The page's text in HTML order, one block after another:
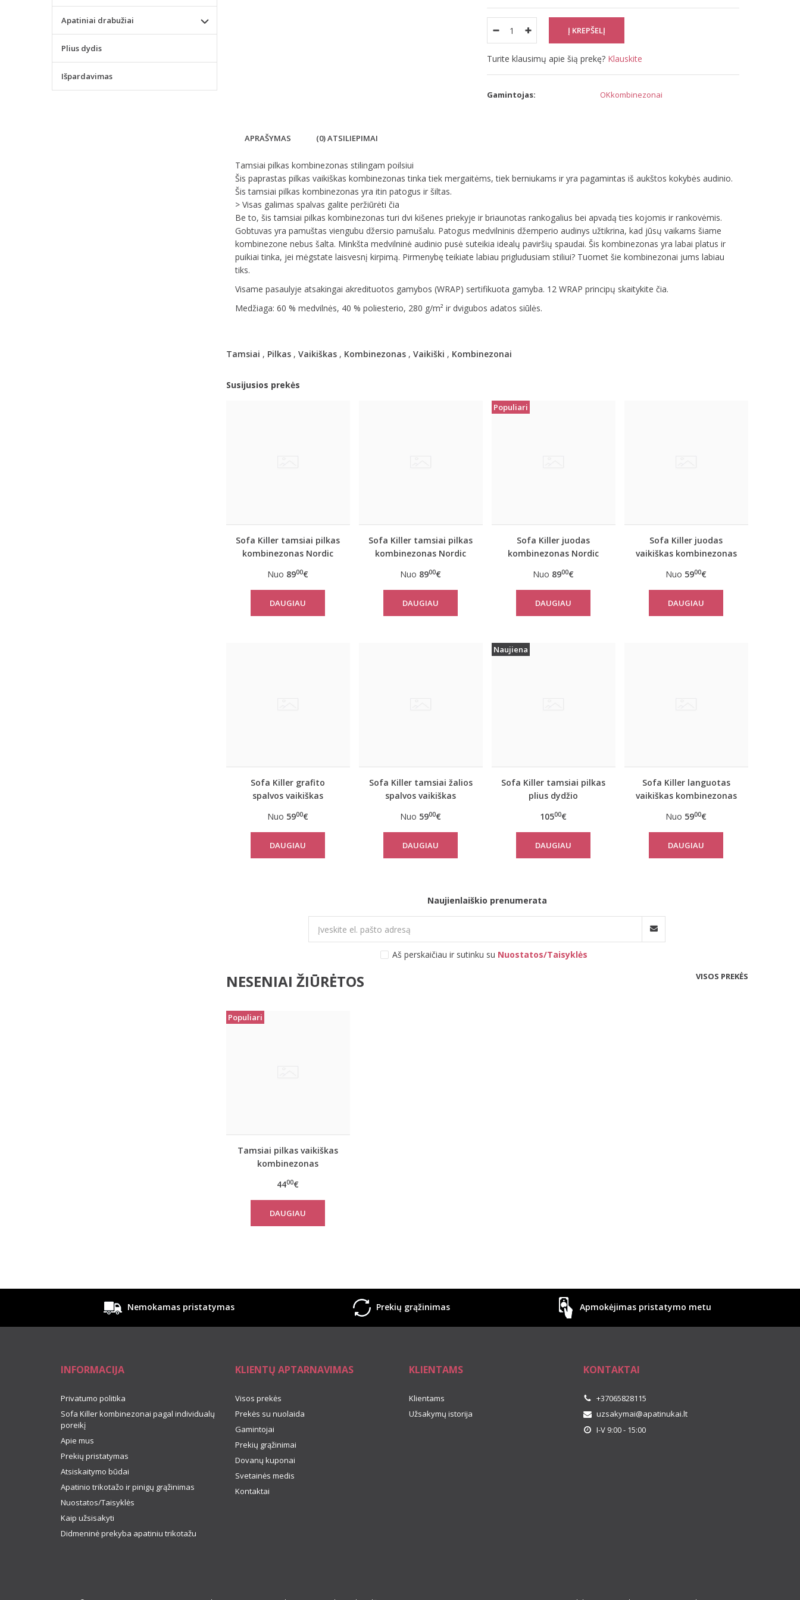
Turite klausimų apie šią prekę? Klauskite
Gamintojas: OKkombinezonai
APRAŠYMAS (0) ATSILIEPIMAI
Tamsiai pilkas kombinezonas stilingam poilsiui
Šis paprastas pilkas vaikiškas kombinezonas tinka tiek mergaitėms, tiek berniukams ir yra pagamintas iš aukštos kokybės audinio.
Šis tamsiai pilkas kombinezonas yra itin patogus ir šiltas.
> Visas galimas spalvas galite peržiūrėti čia
Be to, šis tamsiai pilkas kombinezonas turi dvi kišenes priekyje ir briaunotas rankogalius bei apvadą ties kojomis ir rankovėmis.
Gobtuvas yra pamuštas viengubu džersio pamušalu. Patogus medvilninis džemperio audinys užtikrina, kad jūsų vaikams šiame
kombinezone nebus šalta. Minkšta medvilninė audinio pusė suteikia idealų paviršių spaudai. Šis kombinezonas yra labai platus ir
puikiai tinka, jei mėgstate laisvesnį kirpimą. Pirmenybę teikiate labiau prigludusiam stiliui? Tuomet šie kombinezonai jums labiau
tiks.
Visame pasaulyje atsakingai akredituotos gamybos (WRAP) sertifikuota gamyba. 12 WRAP principų skaitykite čia.
Medžiaga: 60 % medvilnės, 40 % poliesterio, 280 g/m² ir dvigubos adatos siūlės.
Tamsiai , Pilkas, Vaikiškas, Kombinezonas, Vaikiški , Kombinezonai
Susijusios prekės
Sofa Killer tamsiai pilkas
kombinezonas Nordic
Nuo 8900€
DAUGIAU
Sofa Killer tamsiai pilkas
kombinezonas Nordic
Nuo 8900€
DAUGIAU
Populiari
Sofa Killer juodas
kombinezonas Nordic
Nuo 8900€
DAUGIAU
Sofa Killer juodas
vaikiškas kombinezonas
Nuo 5900€
DAUGIAU
Sofa Killer grafito
spalvos vaikiškas
Nuo 5900€
DAUGIAU
Sofa Killer tamsiai žalios
spalvos vaikiškas
Nuo 5900€
DAUGIAU
Naujiena
Sofa Killer tamsiai pilkas
plius dydžio
10500€
DAUGIAU
Sofa Killer languotas
vaikiškas kombinezonas
Nuo 5900€
DAUGIAU
Naujienlaiškio prenumerata
Aš perskaičiau ir sutinku su Nuostatos/Taisyklės
NESENIAI ŽIŪRĖTOS VISOS PREKĖS
Populiari
Tamsiai pilkas vaikiškas
kombinezonas
4400€
DAUGIAU
Apatiniai drabužiai
Plius dydis
Išpardavimas
Nemokamas pristatymas Prekių grąžinimas Apmokėjimas pristatymo metu
INFORMACIJA
Privatumo politika
Sofa Killer kombinezonai pagal individualų
poreikį
Apie mus
Prekių pristatymas
Atsiskaitymo būdai
Apatinio trikotažo ir pinigų grąžinimas
Nuostatos/Taisyklės
Kaip užsisakyti
Didmeninė prekyba apatiniu trikotažu
KLIENTŲ APTARNAVIMAS
Visos prekės
Prekės su nuolaida
Gamintojai
Prekių grąžinimai
Dovanų kuponai
Svetainės medis
Kontaktai
KLIENTAMS
Klientams
Užsakymų istorija
KONTAKTAI
+37065828115
uzsakymai@apatinukai.lt
I-V 9:00 - 15:00